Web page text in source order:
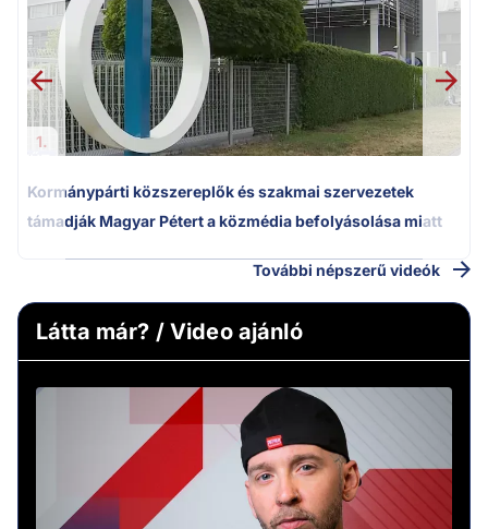
1.
Kormánypárti közszereplők és szakmai szervezetek
támadják Magyar Pétert a közmédia befolyásolása miatt
További népszerű videók
Látta már? / Video ajánló